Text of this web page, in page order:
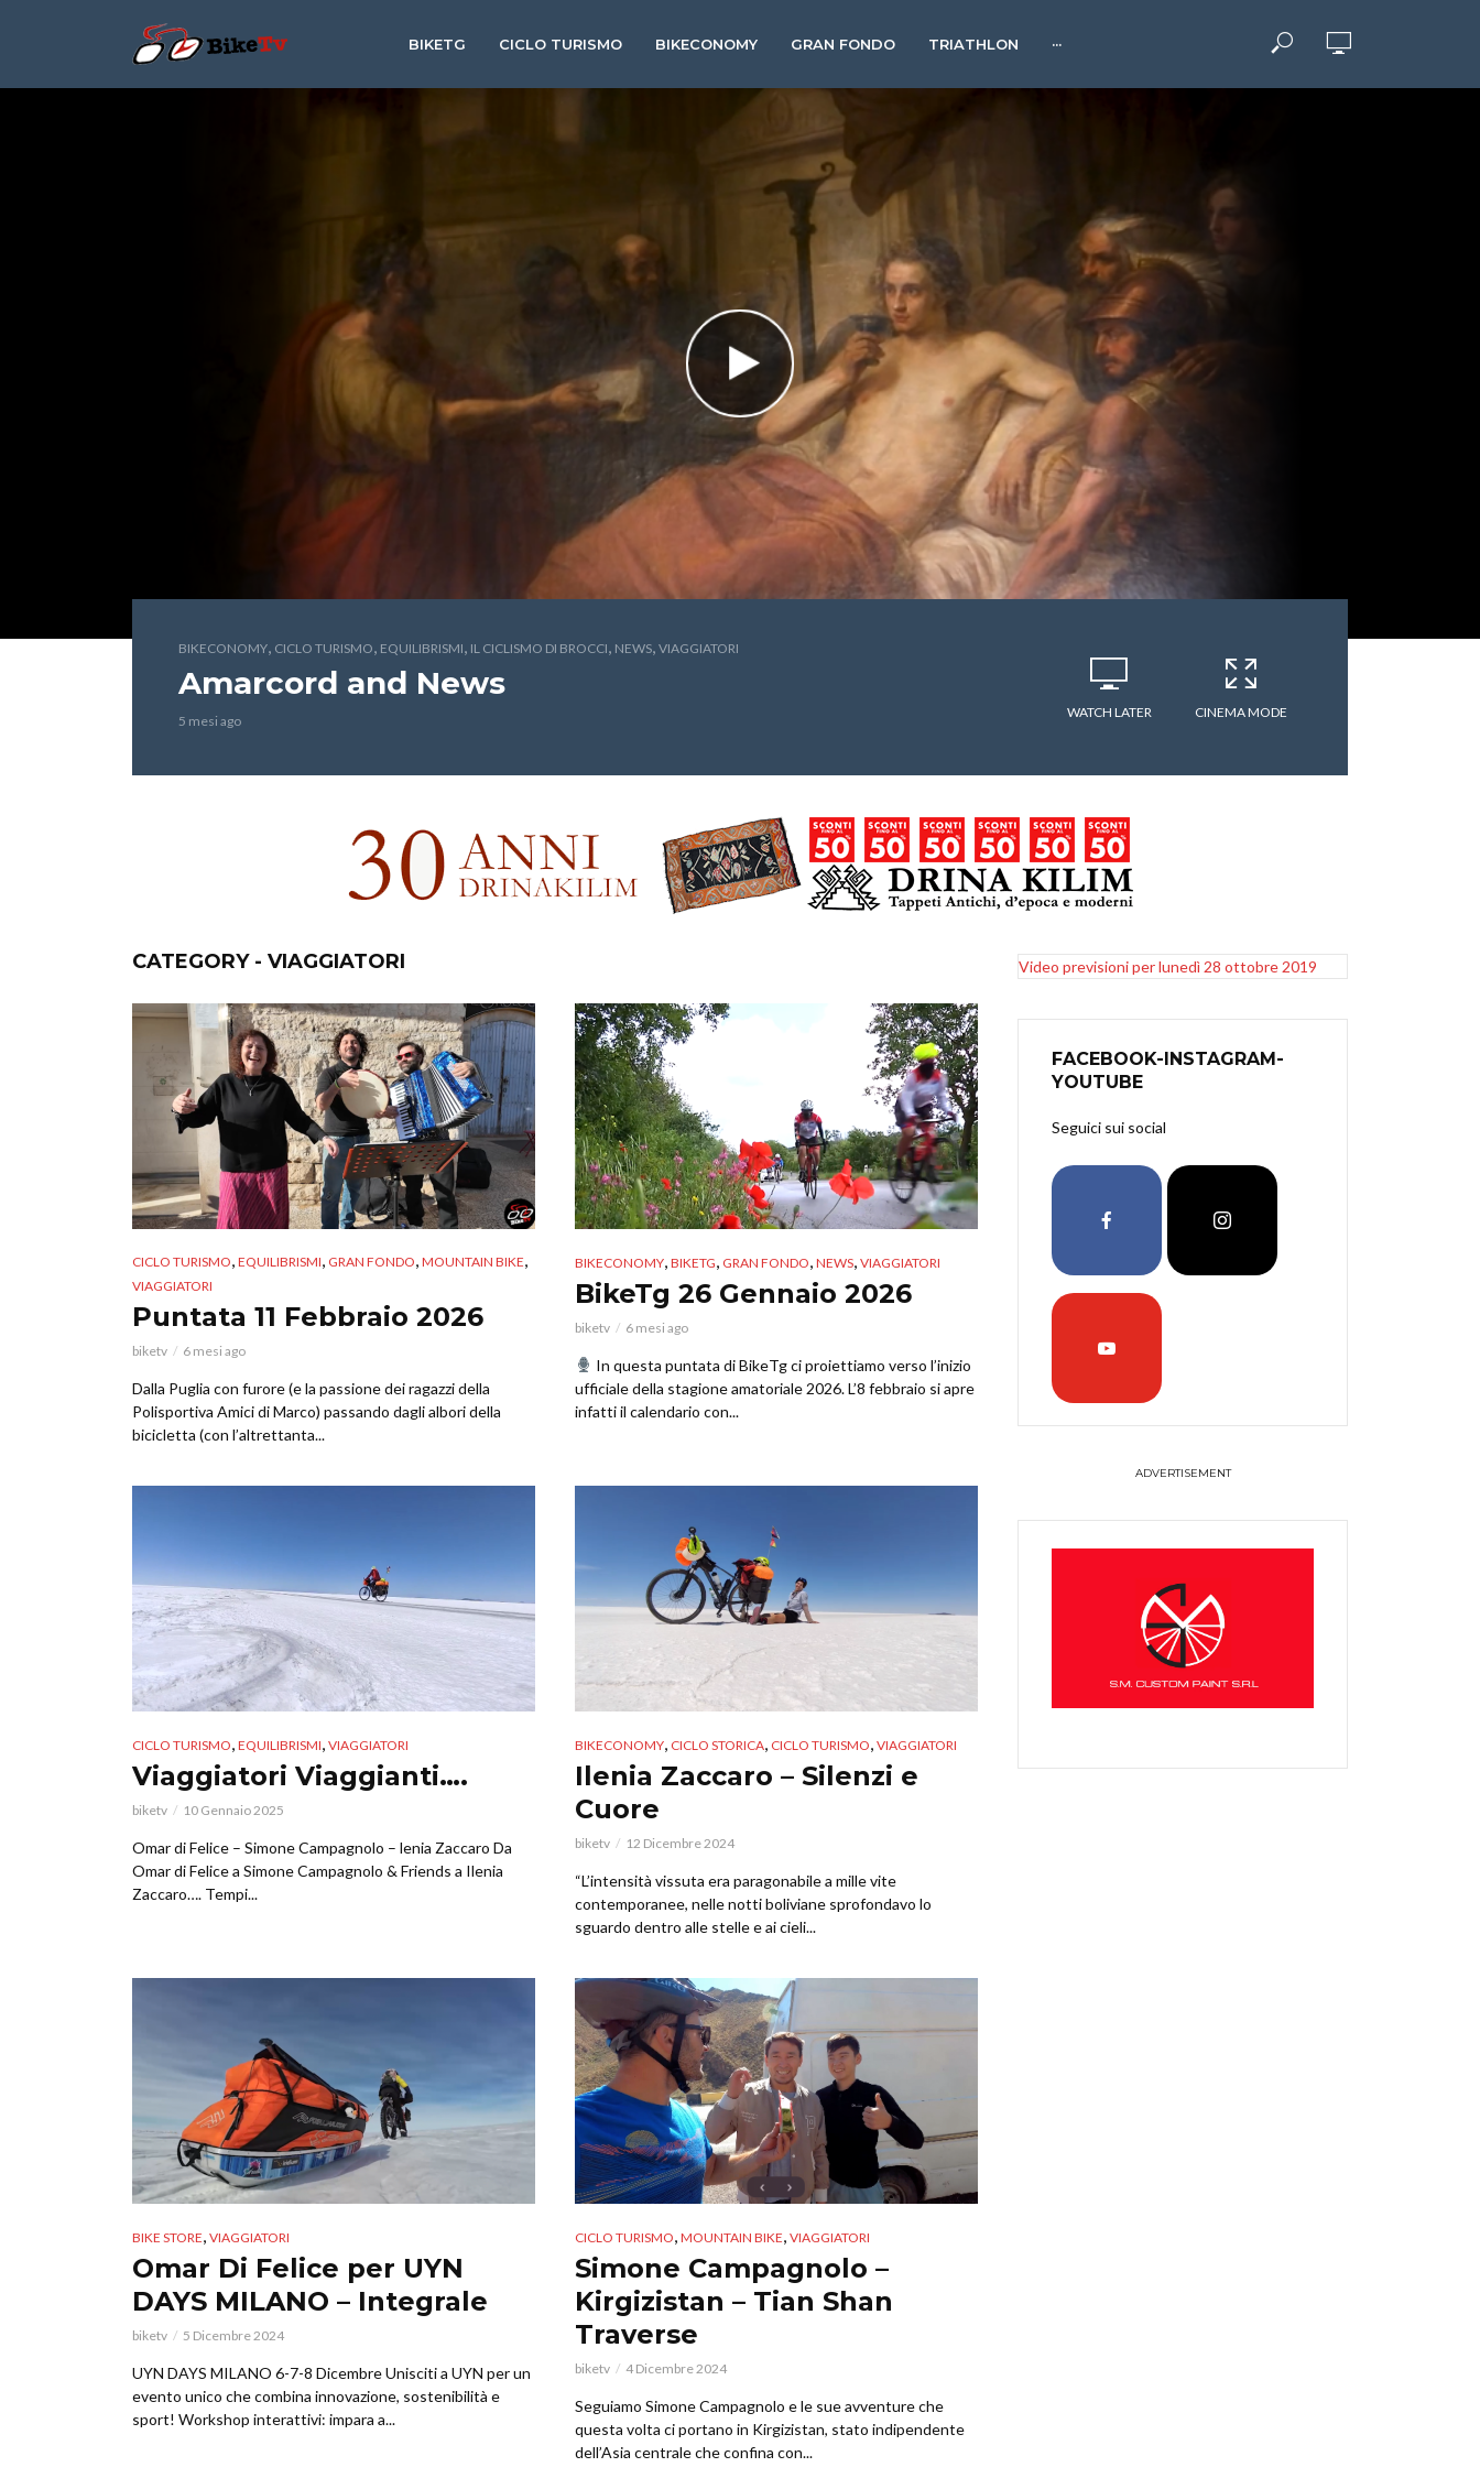
BIKETG CICLO TURISMO BIKECONOMY GRAN FONDO TRIATHLON ···
BIKECONOMY, CICLO TURISMO, EQUILIBRISMI, IL CICLISMO DI BROCCI, NEWS, VIAGGIATORI
Amarcord and News
5 mesi ago
WATCH LATER CINEMA MODE
CATEGORY - VIAGGIATORI
CICLO TURISMO, EQUILIBRISMI, GRAN FONDO, MOUNTAIN BIKE,
VIAGGIATORI
Puntata 11 Febbraio 2026
biketv 6 mesi ago
Dalla Puglia con furore (e la passione dei ragazzi della
Polisportiva Amici di Marco) passando dagli albori della
bicicletta (con l’altrettanta...
BIKECONOMY, BIKETG, GRAN FONDO, NEWS, VIAGGIATORI
BikeTg 26 Gennaio 2026
biketv 6 mesi ago
In questa puntata di BikeTg ci proiettiamo verso l’inizio
ufficiale della stagione amatoriale 2026. L’8 febbraio si apre
infatti il calendario con...
CICLO TURISMO, EQUILIBRISMI, VIAGGIATORI
Viaggiatori Viaggianti….
biketv 10 Gennaio 2025
Omar di Felice – Simone Campagnolo – lenia Zaccaro Da
Omar di Felice a Simone Campagnolo & Friends a Ilenia
Zaccaro…. Tempi...
BIKECONOMY, CICLO STORICA, CICLO TURISMO, VIAGGIATORI
Ilenia Zaccaro – Silenzi e
Cuore
biketv 12 Dicembre 2024
“L’intensità vissuta era paragonabile a mille vite
contemporanee, nelle notti boliviane sprofondavo lo
sguardo dentro alle stelle e ai cieli...
BIKE STORE VIAGGIATORI
Omar Di Felice per UYN
DAYS MILANO – Integrale
biketv 5 Dicembre 2024
UYN DAYS MILANO 6-7-8 Dicembre Unisciti a UYN per un
evento unico che combina innovazione, sostenibilità e
sport! Workshop interattivi: impara a...
CICLO TURISMO MOUNTAIN BIKE VIAGGIATORI
Simone Campagnolo –
Kirgizistan – Tian Shan
Traverse
biketv 4 Dicembre 2024
Seguiamo Simone Campagnolo e le sue avventure che
questa volta ci portano in Kirgizistan, stato indipendente
dell’Asia centrale che confina con...
Video previsioni per lunedì 28 ottobre 2019
FACEBOOK-INSTAGRAM-
YOUTUBE
Seguici sui social
ADVERTISEMENT